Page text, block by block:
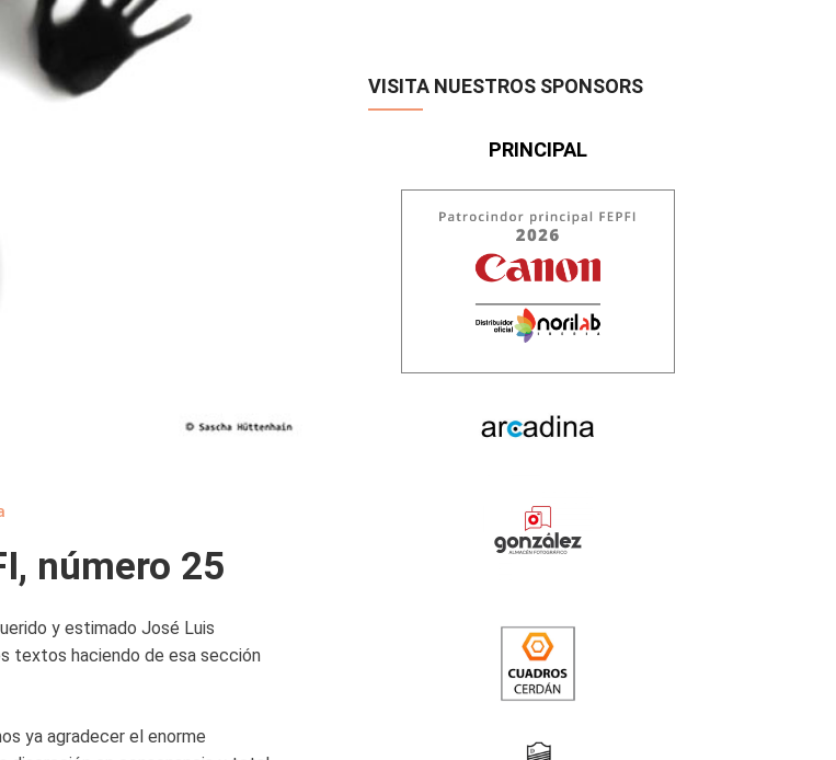
número 25
y estimado José Luis
textos haciendo de esa sección
ya agradecer el enorme
VISITA NUESTROS SPONSORS
PRINCIPAL